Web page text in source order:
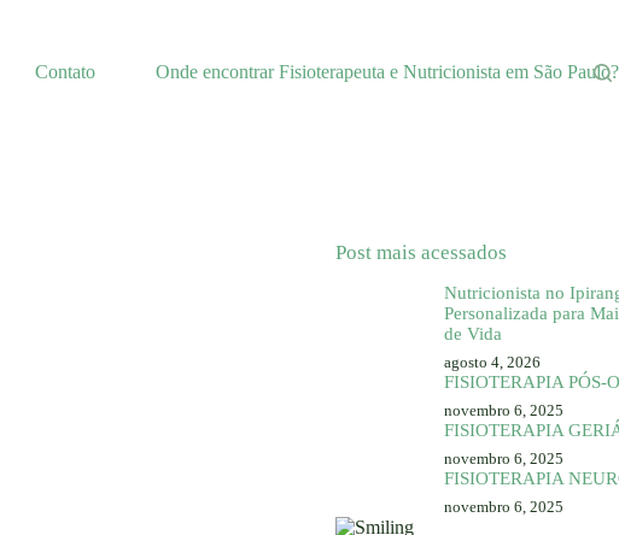
Contato Onde encontrar Fisioterapeuta e Nutricionista em São Paulo?
Post mais acessados
Nutricionista no
Personalizada para
de Vida
agosto 4, 2026
FISIOTERAPIA PÓS-
novembro 6, 2025
FISIOTERAPIA
novembro 6, 2025
FISIOTERAPIA
novembro 6, 2025